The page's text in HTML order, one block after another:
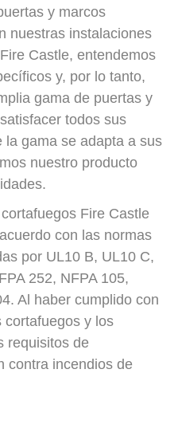
y marcos
nuestras instalaciones
Castle, entendemos
y, por lo tanto,
gama de puertas y
todos sus
la gama se adapta a sus
nuestro producto
Fire Castle
con las normas
por UL10 B, UL10 C,
252, NFPA 105,
Al haber cumplido con
cortafuegos y los
requisitos de
contra incendios de